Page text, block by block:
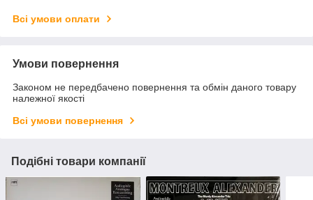
Всі умови оплати
Умови повернення
Законом не передбачено повернення та обмін даного товару
належної якості
Всі умови повернення
Подібні товари компанії